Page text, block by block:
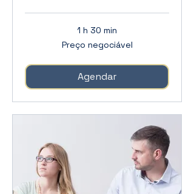
1 h 30 min
Preço negociável
Agendar